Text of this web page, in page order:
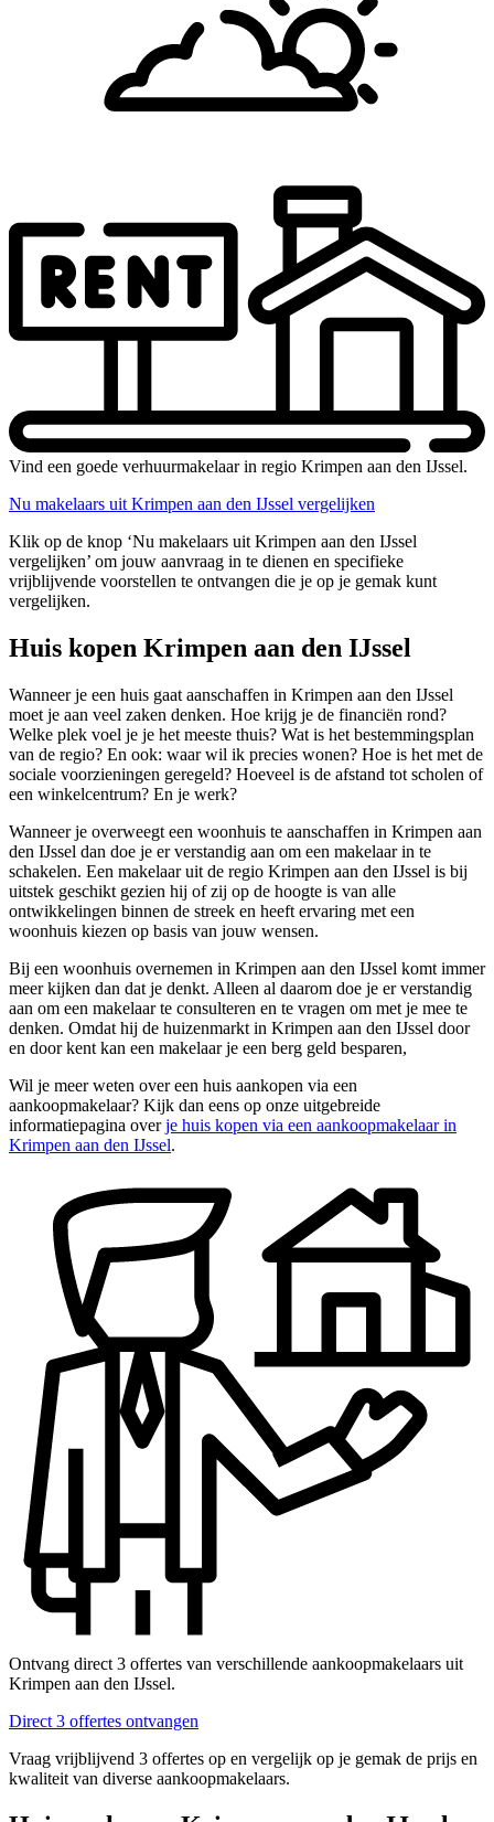
Vind een goede verhuurmakelaar in regio Krimpen aan den IJssel.
Nu makelaars uit Krimpen aan den IJssel vergelijken
Klik op de knop ‘Nu makelaars uit Krimpen aan den IJssel
vergelijken’ om jouw aanvraag in te dienen en specifieke
vrijblijvende voorstellen te ontvangen die je op je gemak kunt
vergelijken.
Huis kopen Krimpen aan den IJssel
Wanneer je een huis gaat aanschaffen in Krimpen aan den IJssel
moet je aan veel zaken denken. Hoe krijg je de financiën rond?
Welke plek voel je je het meeste thuis? Wat is het bestemmingsplan
van de regio? En ook: waar wil ik precies wonen? Hoe is het met de
sociale voorzieningen geregeld? Hoeveel is de afstand tot scholen of
een winkelcentrum? En je werk?
Wanneer je overweegt een woonhuis te aanschaffen in Krimpen aan
den IJssel dan doe je er verstandig aan om een makelaar in te
schakelen. Een makelaar uit de regio Krimpen aan den IJssel is bij
uitstek geschikt gezien hij of zij op de hoogte is van alle
ontwikkelingen binnen de streek en heeft ervaring met een
woonhuis kiezen op basis van jouw wensen.
Bij een woonhuis overnemen in Krimpen aan den IJssel komt immer
meer kijken dan dat je denkt. Alleen al daarom doe je er verstandig
aan om een makelaar te consulteren en te vragen om met je mee te
denken. Omdat hij de huizenmarkt in Krimpen aan den IJssel door
en door kent kan een makelaar je een berg geld besparen,
Wil je meer weten over een huis aankopen via een
aankoopmakelaar? Kijk dan eens op onze uitgebreide
informatiepagina overje huis kopen via een aankoopmakelaar in
Krimpen aan den IJssel.
Ontvang direct 3 offertes van verschillende aankoopmakelaars uit
Krimpen aan den IJssel.
Direct 3 offertes ontvangen
Vraag vrijblijvend 3 offertes op en vergelijk op je gemak de prijs en
kwaliteit van diverse aankoopmakelaars.